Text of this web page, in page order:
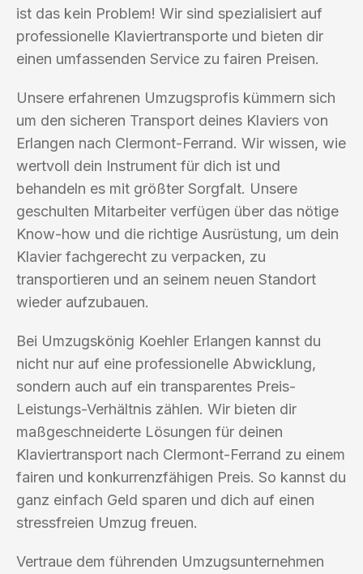
ist das kein Problem! Wir sind spezialisiert auf
professionelle Klaviertransporte und bieten dir
einen umfassenden Service zu fairen Preisen.
Unsere erfahrenen Umzugsprofis kümmern sich
um den sicheren Transport deines Klaviers von
Erlangen nach Clermont-Ferrand. Wir wissen, wie
wertvoll dein Instrument für dich ist und
behandeln es mit größter Sorgfalt. Unsere
geschulten Mitarbeiter verfügen über das nötige
Know-how und die richtige Ausrüstung, um dein
Klavier fachgerecht zu verpacken, zu
transportieren und an seinem neuen Standort
wieder aufzubauen.
Bei Umzugskönig Koehler Erlangen kannst du
nicht nur auf eine professionelle Abwicklung,
sondern auch auf ein transparentes Preis-
Leistungs-Verhältnis zählen. Wir bieten dir
maßgeschneiderte Lösungen für deinen
Klaviertransport nach Clermont-Ferrand zu einem
fairen und konkurrenzfähigen Preis. So kannst du
ganz einfach Geld sparen und dich auf einen
stressfreien Umzug freuen.
Vertraue dem führenden Umzugsunternehmen